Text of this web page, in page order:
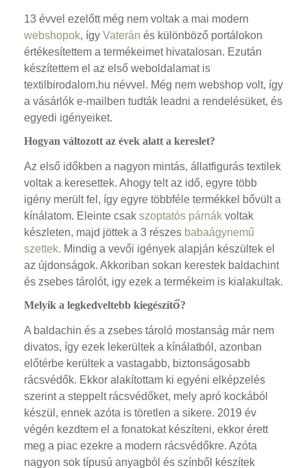
13 évvel ezelőtt még nem voltak a mai modern
webshopok, így Vaterán és különböző portálokon
értékesítettem a termékeimet hivatalosan. Ezután
készítettem el az első weboldalamat is
textilbirodalom.hu névvel. Még nem webshop volt, így
a vásárlók e-mailben tudták leadni a rendelésüket, és
egyedi igényeiket.
Hogyan változott az évek alatt a kereslet?
Az első időkben a nagyon mintás, állatfigurás textilek
voltak a keresettek. Ahogy telt az idő, egyre több
igény merült fel, így egyre többféle termékkel bővült a
kínálatom. Eleinte csak szoptatós párnák voltak
készleten, majd jöttek a 3 részes babaágynemű
szettek. Mindig a vevői igények alapján készültek el
az újdonságok. Akkoriban sokan kerestek baldachint
és zsebes tárolót, igy ezek a termékeim is kialakultak.
Melyik a legkedveltebb kiegészítő?
A baldachin és a zsebes tároló mostanság már nem
divatos, így ezek lekerültek a kínálatból, azonban
előtérbe kerültek a vastagabb, biztonságosabb
rácsvédők. Ekkor alakítottam ki egyéni elképzelés
szerint a steppelt rácsvédőket, mely apró kockából
készül, ennek azóta is töretlen a sikere. 2019 év
végén kezdtem el a fonatokat készíteni, ekkor érett
meg a piac ezekre a modern rácsvédőkre. Azóta
nagyon sok típusú anyagból és színből készítek